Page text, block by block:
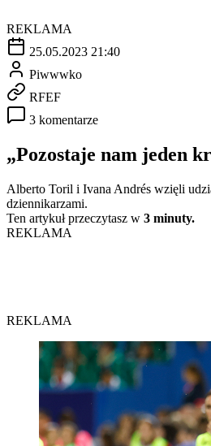
REKLAMA
25.05.2023 21:40
Piwwwko
RFEF
3 komentarze
„Pozostaje nam jeden
Alberto Toril i Ivana Andrés wzięli
dziennikarzami.
Ten artykuł przeczytasz w 3 minuty.
REKLAMA
REKLAMA